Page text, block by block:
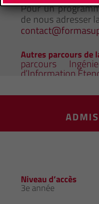
Pour un
de nous adresser
Autres parcours de
parcours
d’Information
Niveau d’accès
3e année